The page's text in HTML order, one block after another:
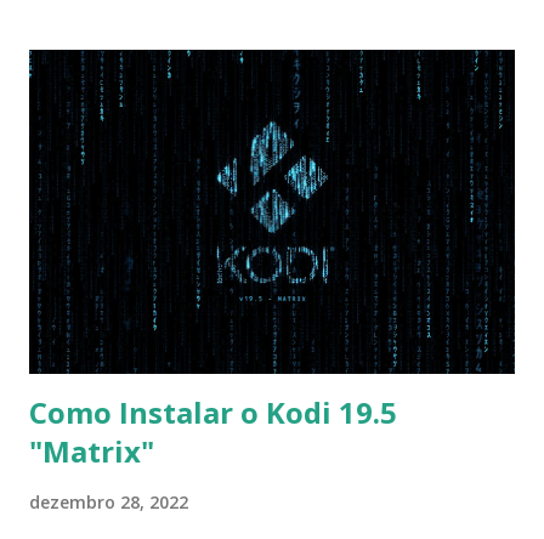
com Win, deixe essa opção no Auto ) Set AHCI Mode ->
Disabled USB S3 Wake-up -> Enabled Boot: Secure Boot ->
Disabled OS Mode Selection -> UEFI and CSM OS (Essa
opção garante boot com Win e Linux) Boot > Boot Priority
Order USB HDD: SATA CD: SATA HDD: Essa ordem de boot
vai garantir que ele tente primeiro o boot pela USB, depois
pelo CD e por último no HD. Apenas as opções acima são
as necessá...
Como Instalar o Kodi 19.5
"Matrix"
dezembro 28, 2022